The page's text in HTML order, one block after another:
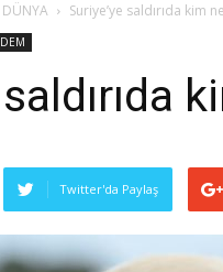
DÜNYA Suriye’ye saldırıda kim
saldırıda
Twitter'da Paylaş